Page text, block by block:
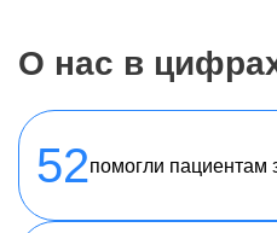
О нас в
52помогли пациентам